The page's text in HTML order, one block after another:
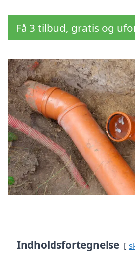
Få 3 tilbud, gratis og
Indholdsfortegnelse